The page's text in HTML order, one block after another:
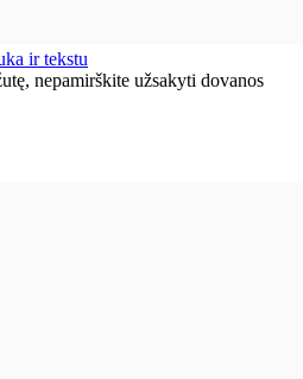
ir tekstu
nepamirškite užsakyti dovanos